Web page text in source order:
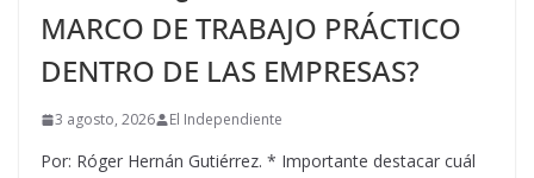
MARCO DE TRABAJO PRÁCTICO
DENTRO DE LAS EMPRESAS?
3 agosto, 2026 El Independiente
Por: Róger Hernán Gutiérrez. * Importante destacar cuál